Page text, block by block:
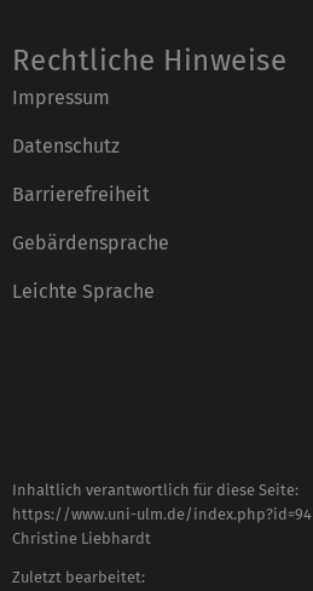
Rechtliche Hinweise
Impressum
Datenschutz
Barrierefreiheit
Gebärdensprache
Leichte Sprache
Inhaltlich verantwortlich für diese Seite:
https://www.uni-ulm.de/index.php?id=94
Christine Liebhardt
Zuletzt bearbeitet: